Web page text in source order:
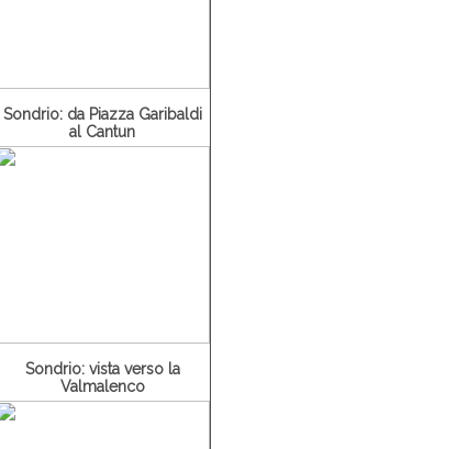
Sondrio: da Piazza Garibaldi
al Cantun
Sondrio: vista verso la
Valmalenco